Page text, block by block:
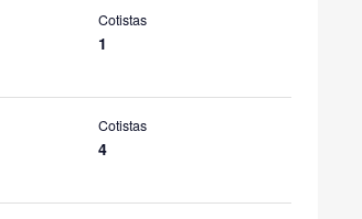
Cotistas
1
Cotistas
4